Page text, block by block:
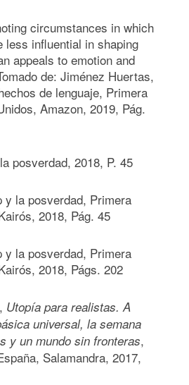
circumstances in which
less influential in shaping
appeals to emotion and
de: Jiménez Huertas,
de lenguaje, Primera
Amazon, 2019, Pág.
posverdad, 2018, P. 45
y la posverdad, Primera
2018, Pág. 45
y la posverdad, Primera
2018, Págs. 202
Utopía para realistas. A
universal, la semana
y un mundo sin fronteras,
Salamandra, 2017,